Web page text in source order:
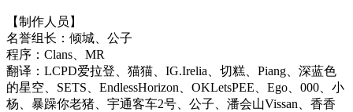
【制作人员】
名誉组长：倾城、公子
程序：Clans、MR
翻译：LCPD爱拉登、猫猫、IG.Irelia、切糕、Piang、深蓝色
的星空、SETS、EndlessHorizon、OKLetsPEE、Ego、000、小
杨、暴躁你老猪、宇通客车2号、公子、潘会山Vissan、香香